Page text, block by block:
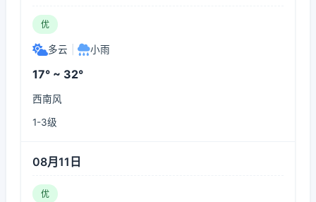
优
多云 小雨
17° ~ 32°
西南风
1-3级
08月11日
优